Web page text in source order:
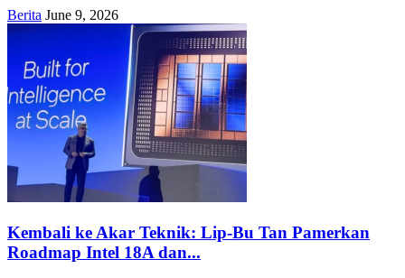
Berita June 9, 2026
Kembali ke Akar Teknik: Lip-Bu Tan Pamerkan
Roadmap Intel 18A dan...